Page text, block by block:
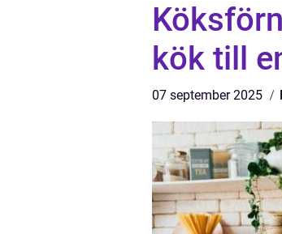
kök till
07 september 2025